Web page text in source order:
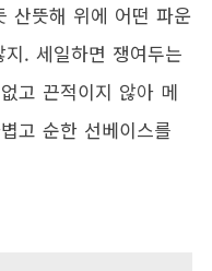
산뜻해 위에 어떤 파운
. 세일하면 쟁여두는
고 끈적이지 않아 메
고 순한 선베이스를